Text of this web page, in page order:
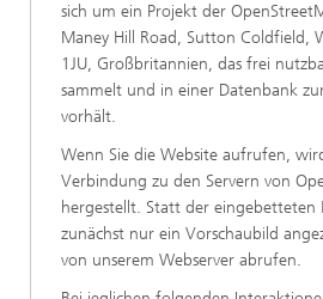
sich um ein Projekt der
Maney Hill Road, Sutton Coldfield,
1JU, Großbritannien, das frei
sammelt und in einer Datenbank
vorhält.
Wenn Sie die Website aufrufen,
Verbindung zu den Servern von
hergestellt. Statt der eingebetteten
zunächst nur ein Vorschaubild
von unserem Webserver abrufen.